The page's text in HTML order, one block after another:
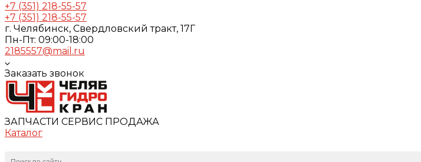
+7 (351) 218-55-57
+7 (351) 218-55-57
г. Челябинск, Свердловский тракт, 17Г
Пн-Пт: 09:00-18:00
2185557@mail.ru
Заказать звонок
ЗАПЧАСТИ СЕРВИС ПРОДАЖА
Каталог